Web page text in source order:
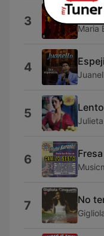
3 Daño
Maria
4
5 Lento
6
7 No